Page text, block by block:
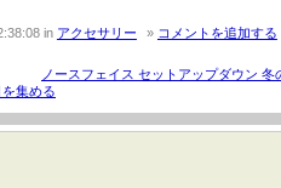
in アクセサリー コメントを追加する
ノースフェイス セットアップダウン
集める